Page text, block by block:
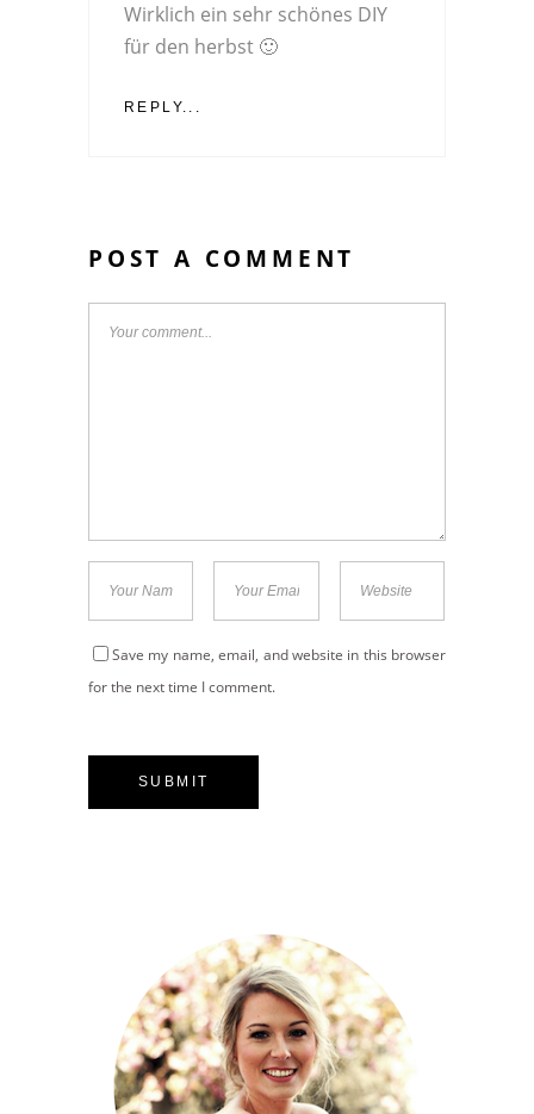
Wirklich ein sehr schönes DIY
für den herbst 🙂
REPLY...
POST A COMMENT
Save my name, email, and website in this browser
for the next time I comment.